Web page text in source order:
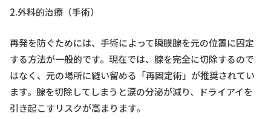
2.外科的治療（手術）
再発を防ぐためには、手術によって瞬膜腺を元の位置に固定
する方法が一般的です。現在では、腺を完全に切除するので
はなく、元の場所に縫い留める「再固定術」が推奨されてい
ます。腺を切除してしまうと涙の分泌が減り、ドライアイを
引き起こすリスクが高まります。